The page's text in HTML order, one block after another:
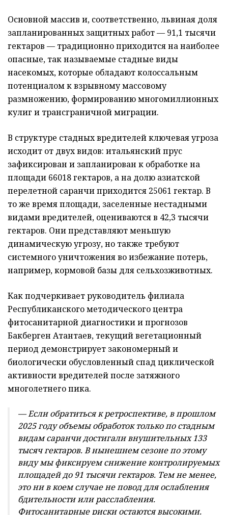
Основной массив и, соответственно, львиная доля
запланированных защитных работ — 91,1 тысячи
гектаров — традиционно приходится на наиболее
опасные, так называемые стадные виды
насекомых, которые обладают колоссальным
потенциалом к взрывному массовому
размножению, формированию многомиллионных
кулиг и трансграничной миграции.
В структуре стадных вредителей ключевая угроза
исходит от двух видов: итальянский прус
зафиксирован и запланирован к обработке на
площади 66018 гектаров, а на долю азиатской
перелетной саранчи приходится 25061 гектар. В
то же время площади, заселенные нестадными
видами вредителей, оцениваются в 42,3 тысячи
гектаров. Они представляют меньшую
динамическую угрозу, но также требуют
системного уничтожения во избежание потерь,
например, кормовой базы для сельхозживотных.
Как подчеркивает руководитель филиала
Республиканского методического центра
фитосанитарной диагностики и прогнозов
Бакберген Атантаев, текущий вегетационный
период демонстрирует закономерный и
биологически обусловленный спад циклической
активности вредителей после затяжного
многолетнего пика.
— Если обратиться к ретроспективе, в прошлом
2025 году объемы обработок только по стадным
видам саранчи достигали внушительных 133
тысяч гектаров. В нынешнем сезоне по этому
виду мы фиксируем снижение контролируемых
площадей до 91 тысячи гектаров. Тем не менее,
это ни в коем случае не повод для ослабления
бдительности или расслабления.
Фитосанитарные риски остаются высокими.